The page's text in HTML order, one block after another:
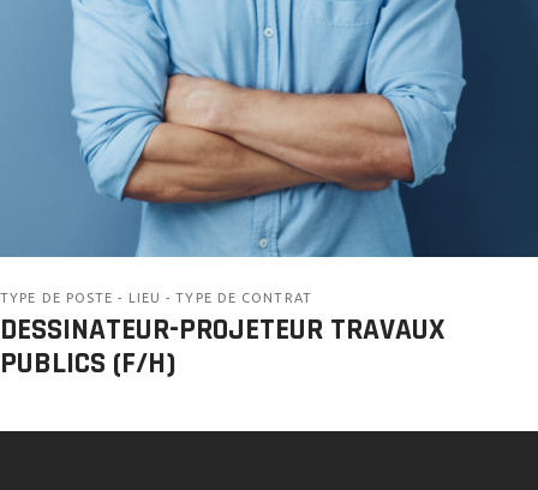
TYPE DE POSTE - LIEU - TYPE DE CONTRAT
DESSINATEUR-PROJETEUR TRAVAUX
PUBLICS (F/H)